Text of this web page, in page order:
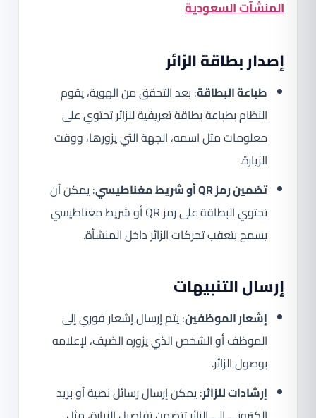
المنشآت السعودية
إصدار بطاقة الزائر
طباعة البطاقة: بعد التحقق من الهوية، يقوم
النظام بطباعة بطاقة تعريفية للزائر تحتوي على
معلومات مثل اسمه، الجهة التي يزورها، ووقت
الزيارة.
تضمين رمز QR أو شريط مغناطيسي
: يمكن أن
تحتوي البطاقة على رمز QR أو شريط مغناطيسي
يسمح بتعقب تحركات الزائر داخل المنشأة.
إرسال التنبيهات
إشعار الموظفين: يتم إرسال إشعار فوري إلى
الموظف أو الشخص الذي يزوره الضيف، لإعلامه
بوصول الزائر.
إرشادات للزائر: يمكن إرسال رسائل نصية أو بريد